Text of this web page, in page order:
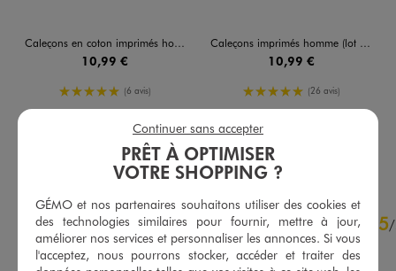
Caleçons en coton imprimés homme (lot de 2)
10,99 €
5/5 de moyenne
(6 avis)
AJOUTERAU PANIER
Caleçons imprimés homme (lot de 2)
10,99 €
5/5 de moyenne
(26 avis)
AJOUTER
4.8/5 5/
Avis vérifié et récompensé
Taille très bien .
PRÊT À OPTIMISER
VOTRE SHOPPING ?
GÉMO et nos partenaires souhaitons utiliser des cookies et
des technologies similaires pour fournir, mettre à jour,
améliorer nos services et personnaliser les annonces. Si vous
l'acceptez, nous pourrons stocker, accéder et traiter des
Continuer sans accepter